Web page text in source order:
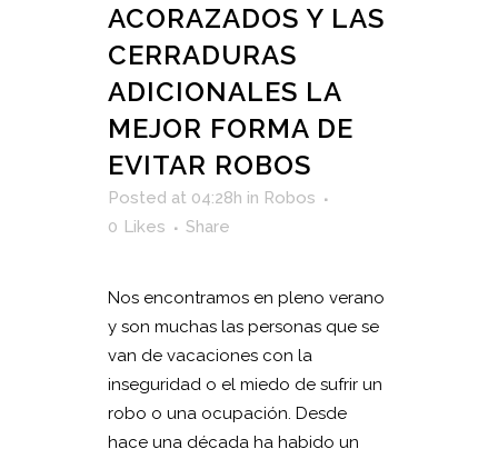
ACORAZADOS Y LAS
CERRADURAS
ADICIONALES LA
MEJOR FORMA DE
EVITAR ROBOS
Posted at 04:28h in Robos
0 Likes Share
Nos encontramos en pleno verano
y son muchas las personas que se
van de vacaciones con la
inseguridad o el miedo de sufrir un
robo o una ocupación. Desde
hace una década ha habido un